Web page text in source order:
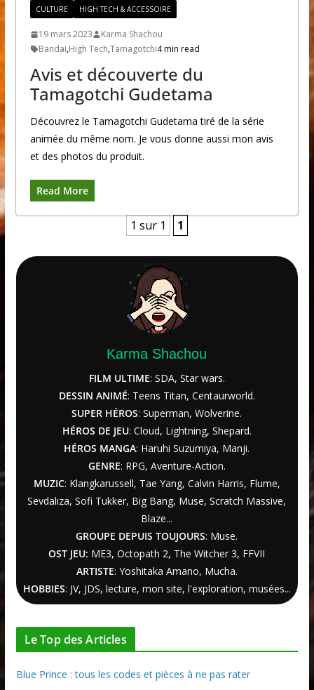
CULTURE HIGH TECH & ACCESSOIRE
19 mars 2023
Karma Shachou
Bandai,High Tech,Tamagotchi4 min read
Avis et découverte du
Tamagotchi Gudetama
Découvrez le Tamagotchi Gudetama tiré de la série
animée du même nom. Je vous donne aussi mon avis
et des photos du produit.
Read More
1 sur 1 1
Karma Shachou
FILM ULTIME: SDA, Star wars.
DESSIN ANIMÉ: Teens Titan, Centaurworld.
SUPER HÉROS: Superman, Wolverine.
HÉROS DE JEU: Cloud, Lightning, Shepard.
HÉROS MANGA: Haruhi Suzumiya, Manji.
GENRE: RPG, Aventure-Action.
MUZIC: Klangkarussell, Tae Yang, Calvin Harris, Flume,
Sevdaliza, Sofi Tukker, Big Bang, Muse, Scratch Massive,
Blaze...
GROUPE DEPUIS TOUJOURS: Muse.
OST JEU: ME3,Octopath 2, The Witcher3, FFVII
ARTISTE: Yoshitaka Amano, Mucha.
HOBBIES: JV, JDS, lecture, mon site, l'exploration, musées...
Le Top des Articles
Blue Prince : tous les codes et pièces à ne pas rater